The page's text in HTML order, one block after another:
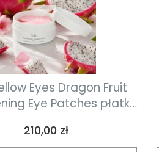
Eyes Dragon Fruit
Eye Patches płatki
owocem 30 par
Cena
210,00 zł